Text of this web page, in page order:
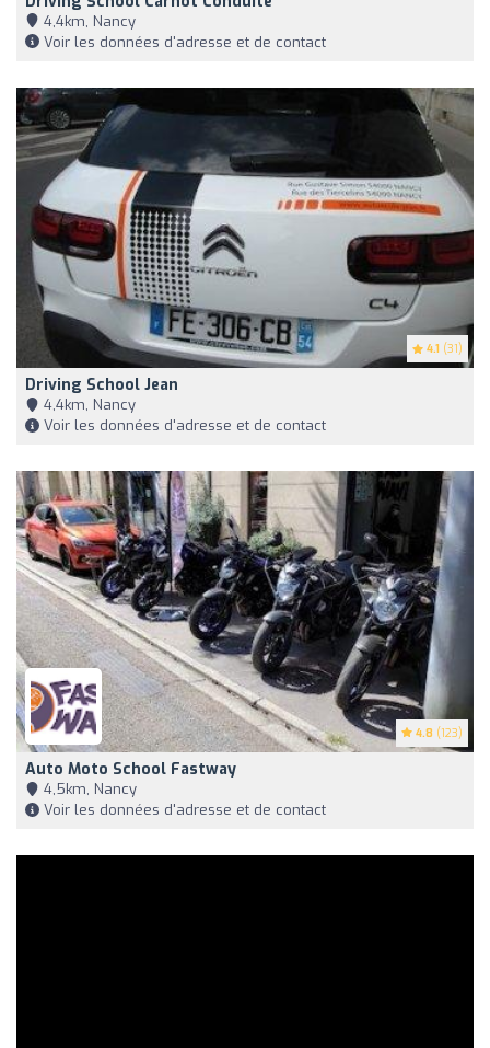
4,4km, Nancy
Voir les données d'adresse et de contact
4.1 (31)
Driving School Jean
4,4km, Nancy
Voir les données d'adresse et de contact
4.8 (123)
Auto Moto School Fastway
4,5km, Nancy
Voir les données d'adresse et de contact